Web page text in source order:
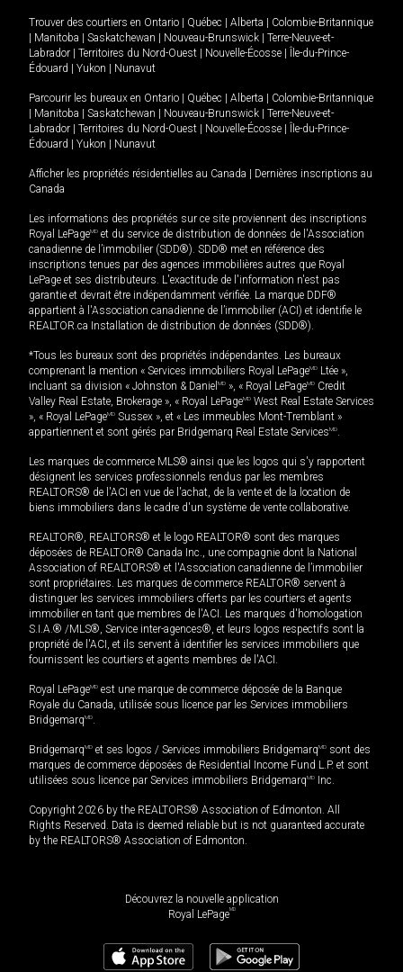
Trouver des courtiers en Ontario Québec Alberta
Colombie-Britannique
Manitoba Saskatchewan Nouveau-Brunswick
Terre-Neuve-et-
Labrador
Territoires du Nord-Ouest Nouvelle-Écosse
Île-du-Prince-
Édouard
Yukon Nunavut
Parcourir les bureaux en Ontario Québec Alberta
Colombie-Britannique
Manitoba Saskatchewan Nouveau-Brunswick
Terre-Neuve-et-
Labrador
Territoires du Nord-Ouest Nouvelle-Écosse
Île-du-Prince-
Édouard
Yukon Nunavut
Afficher les propriétés résidentielles au Canada
Dernières inscriptions au
Canada
Les informations des propriétés sur ce site proviennent des inscriptions
Royal LePageMD et du service de distribution de données de l'Association
canadienne de l’immobilier (SDD®). SDD® met en référence des
inscriptions tenues par des agences immobilières autres que Royal
LePage et ses distributeurs. L'exactitude de l'information n'est pas
garantie et devrait être indépendamment vérifiée. La marque DDF®
appartient à l'Association canadienne de l’immobilier (ACI) et identifie le
REALTOR.ca Installation de distribution de données (SDD®).
*Tous les bureaux sont des propriétés indépendantes. Les bureaux
comprenant la mention « Services immobiliers Royal LePageMD Ltée »,
incluant sa division « Johnston & Daniel MD », « Royal LePageMD Credit
Valley Real Estate, Brokerage », « Royal LePageMD West Real Estate Services
», « Royal LePageMD Sussex », et « Les immeubles Mont-Tremblant »
appartiennent et sont gérés par Bridgemarq Real Estate ServicesMD.
Les marques de commerce MLS® ainsi que les logos qui s'y rapportent
désignent les services professionnels rendus par les membres
REALTORS® de l'ACI en vue de l'achat, de la vente et de la location de
biens immobiliers dans le cadre d'un système de vente collaborative.
REALTOR®, REALTORS® et le logo REALTOR® sont des marques
déposées de REALTOR® Canada Inc., une compagnie dont la National
Association of REALTORS® et l'Association canadienne de l’immobilier
sont propriétaires. Les marques de commerce REALTOR® servent à
distinguer les services immobiliers offerts par les courtiers et agents
immobilier en tant que membres de l'ACI. Les marques d'homologation
S.I.A.® /MLS®, Service inter-agences®, et leurs logos respectifs sont la
propriété de l'ACI, et ils servent à identifier les services immobiliers que
fournissent les courtiers et agents membres de l'ACI.
Royal LePageMD est une marque de commerce déposée de la Banque
Royale du Canada, utilisée sous licence par les Services immobiliers
BridgemarqMD.
BridgemarqMD et ses logos / Services immobiliers BridgemarqMD sont des
marques de commerce déposées de Residential Income Fund L.P. et sont
utilisées sous licence par Services immobiliers BridgemarqMD Inc.
Copyright 2026 by the REALTORS® Association of Edmonton. All
Rights Reserved. Data is deemed reliable but is not guaranteed accurate
by the REALTORS® Association of Edmonton.
Découvrez la nouvelle application
Royal LePageMD